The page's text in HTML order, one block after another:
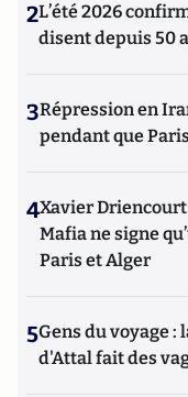
2L’été 2026
disent depuis 50
3Répression en
pendant que
4Xavier Driencourt
Mafia ne signe
Paris et Alger
5Gens du voyage
d'Attal fait des